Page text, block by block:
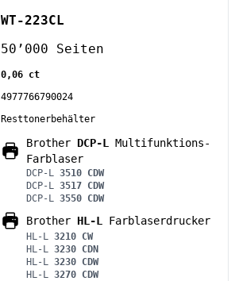
WT-223CL
50’000 Seiten
0,06 ct
4977766790024
Resttonerbehälter
Brother DCP-L
Multifunktions-
Farblaser
DCP-L
3510 CDW
DCP-L
3517 CDW
DCP-L
3550 CDW
Brother HL-L Farblaserdrucker
HL-L
3210 CW
HL-L
3230 CDN
HL-L
3230 CDW
HL-L
3270 CDW